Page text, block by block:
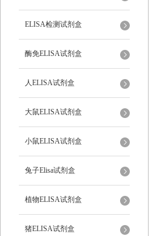
ELISA检测试剂盒
酶免ELISA试剂盒
人ELISA试剂盒
大鼠ELISA试剂盒
小鼠ELISA试剂盒
兔子Elisa试剂盒
植物ELISA试剂盒
猪ELISA试剂盒